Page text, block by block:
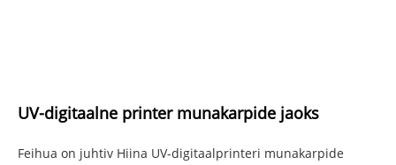
UV-digitaalne printer munakarpide jaoks
Feihua on juhtiv Hiina UV-digitaalprinteri munakarpide